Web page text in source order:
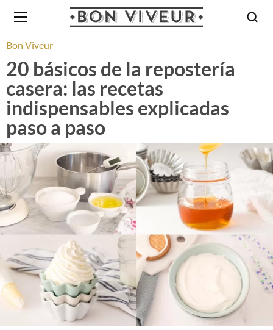
Bon Viveur
20 básicos de la repostería
casera: las recetas
indispensables explicadas
paso a paso